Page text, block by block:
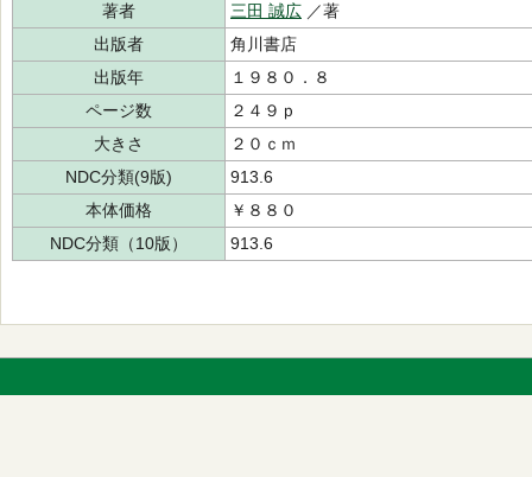
著者
三田 誠広 ／著
出版者
角川書店
出版年
１９８０．８
ページ数
２４９ｐ
大きさ
２０ｃｍ
NDC分類(9版)
913.6
本体価格
￥８８０
NDC分類（10版）
913.6